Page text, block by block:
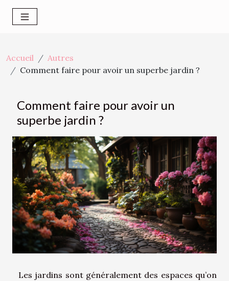
Accueil
Autres
Comment faire pour avoir un superbe jardin ?
Comment faire pour avoir un
superbe jardin ?
Les jardins sont généralement des espaces qu’on